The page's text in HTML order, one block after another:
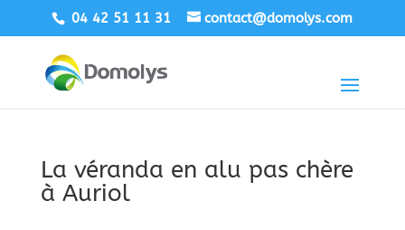
04 42 51 11 31 contact@domolys.com
La véranda en alu pas chère
à Auriol